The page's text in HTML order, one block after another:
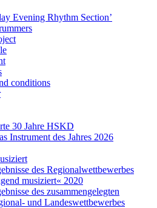
Evening Rhythm Section’
conditions
30 Jahre HSKD
Instrument des Jahres 2026
des Regionalwettbewerbes
musiziert« 2020
des zusammengelegten
und Landeswettbewerbes